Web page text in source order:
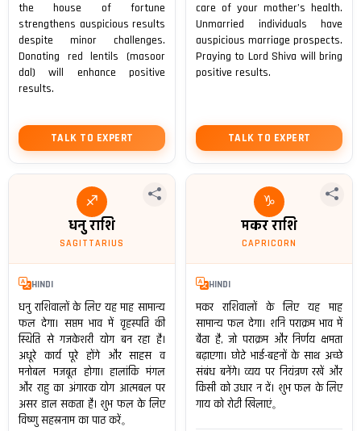
the house of fortune
strengthens auspicious results
despite minor challenges.
Donating red lentils (masoor
dal) will enhance positive
results.
TALK TO EXPERT
care of your mother’s health.
Unmarried individuals have
auspicious marriage prospects.
Praying to Lord Shiva will bring
positive results.
TALK TO EXPERT
♐
धनु राशि
SAGITTARIUS
HINDI
धनु राशिवालों के लिए यह माह सामान्य
फल देगा। सप्तम भाव में वृहस्पति की
स्थिति से गजकेशरी योग बन रहा है।
अधूरे कार्य पूरे होंगे और साहस व
मनोबल मजबूत होगा। हालांकि मंगल
और राहु का अंगारक योग आत्मबल पर
असर डाल सकता है। शुभ फल के लिए
विष्णु सहस्रनाम का पाठ करें。
♑
मकर राशि
CAPRICORN
HINDI
मकर राशिवालों के लिए यह माह
सामान्य फल देगा। शनि पराक्रम भाव में
बैठा है, जो पराक्रम और निर्णय क्षमता
बढ़ाएगा। छोटे भाई-बहनों के साथ अच्छे
संबंध बनेंगे। व्यय पर नियंत्रण रखें और
किसी को उधार न दें। शुभ फल के लिए
गाय को रोटी खिलाएं。